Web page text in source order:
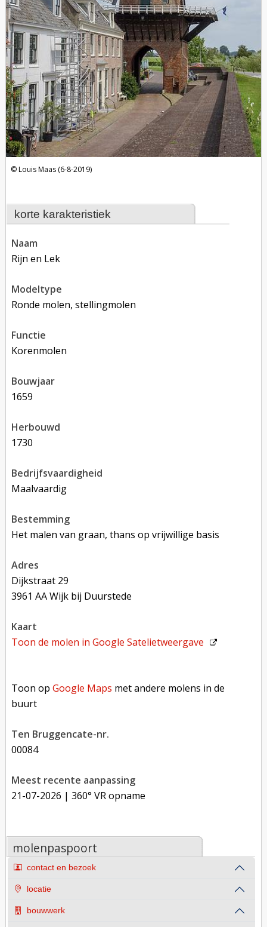
korte karakteristiek
naam
Rijn en Lek
modeltype
Ronde molen, stellingmolen
functie
korenmolen
bouwjaar
1659
herbouwd
1730
bedrijfsvaardigheid
Maalvaardig
bestemming
Het malen van graan, thans op vrijwillige basis
adres
Dijkstraat 29
3961 AA Wijk bij Duurstede
kaart
Toon de molen inGoogle Satelietweergave
Toon opGoogle Maps met andere molens in de
buurt
Ten Bruggencate-nr.
00084
Meest recente aanpassing
21-07-2026 | 360° VR opname
Louis Maas (6-8-2019)
molenpaspoort
contact en bezoek
locatie
bouwwerk